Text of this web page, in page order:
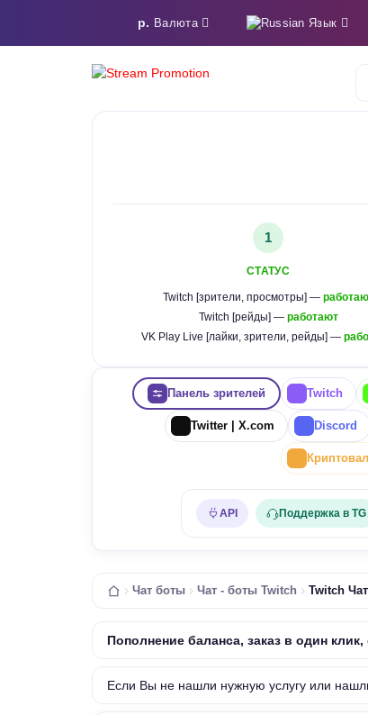
р. Валюта Язык
1
СТАТУС
Twitch [зрители, просмотры] —
Twitch [рейды] — работают
VK Play Live [лайки, зрители, рейды] —
Панель зрителей Twitch
Twitter | X.com Discord
API Поддержка в TG
Чат боты Чат - боты Twitch Twitch
Пополнение баланса, заказ в один
Если Вы не нашли нужную услугу или